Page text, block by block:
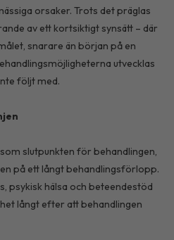
orsaker. Trots det präglas
av ett kortsiktigt synsätt – där
snarare än början på en
utvecklas
följt med.
slutpunkten för behandlingen,
på ett långt behandlingsförlopp.
psykisk hälsa och beteendestöd
långt efter att behandlingen